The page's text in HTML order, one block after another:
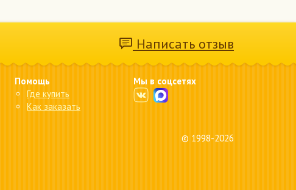
Написать отзыв
Помощь
Где купить
Как заказать
Мы в соцсетях
© 1998-2026